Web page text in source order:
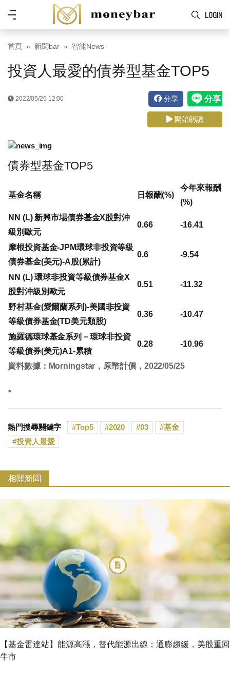
Skip to main content
LOGIN
功
能
表
首頁 新聞bar 智能News
投資人最愛的債券型基金TOP5
2022/05/26 12:00 分享
開始朗讀
債券型基金TOP5
基金名稱 日報酬(%)
今年來報酬
(%)
NN (L) 新興市場債券基金X股對沖
級別歐元
0.66 -16.41
摩根投資基金-JPM環球非投資等級
債券基金(美元)-A股(累計)
0.6 -9.54
NN (L) 環球非投資等級債券基金X
股對沖級別歐元
0.51 -11.32
野村基金(愛爾蘭系列)-美國非投資
等級債券基金(TD美元類股)
0.36 -10.47
施羅德環球基金系列－環球非投資
等級債券(美元)A1-累積
0.28 -10.96
資料數據：Morningstar，原幣計價，2022/05/25
。
熱門搜尋關鍵字 Top5 2020 03
基金
投資人最愛
相關新聞
【基金雷達站】能源高漲，替代能源出線；通膨趨緩，美股重回
牛市